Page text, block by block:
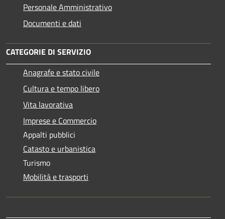
Personale Amministrativo
Documenti e dati
CATEGORIE DI SERVIZIO
Anagrafe e stato civile
Cultura e tempo libero
Vita lavorativa
Imprese e Commercio
Appalti pubblici
Catasto e urbanistica
Turismo
Mobilità e trasporti